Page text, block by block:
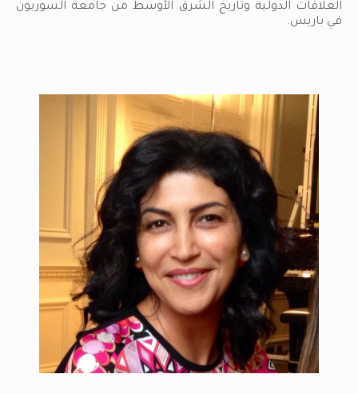
العلاقات الدولية وتاريخ الشرق الأوسط من جامعة السوربون
في باريس.